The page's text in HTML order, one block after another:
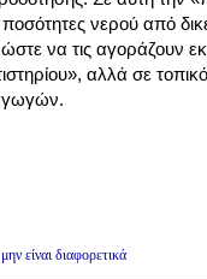
νερού από
να τις αγοράζουν
αλλά σε
είναι διαφορετικά